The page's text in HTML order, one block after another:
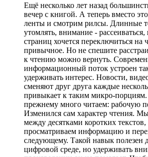
Eщё несколько лет назад
вечер с книгой. А теперь вместо
ленты и смотрим рилсы. Длинные
утомлять, внимание -
страниц хочется переключиться на
привычное. Но не спешите
к чтению можно вернуть.
информационный поток устроен
удерживать интерес. Новости,
сменяют друг друга каждые
привыкает к таким микро-
прежнему много читаем: рабочую
Изменился сам характер чтения.
между десятками коротких
просматриваем информацию и
следующему. Такой навык полезен
цифровой среде, но удерживать